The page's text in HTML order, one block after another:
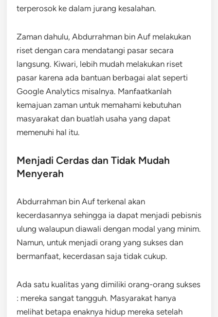
terperosok ke dalam jurang kesalahan.
Zaman dahulu, Abdurrahman bin Auf melakukan
riset dengan cara mendatangi pasar secara
langsung. Kiwari, lebih mudah melakukan riset
pasar karena ada bantuan berbagai alat seperti
Google Analytics misalnya. Manfaatkanlah
kemajuan zaman untuk memahami kebutuhan
masyarakat dan buatlah usaha yang dapat
memenuhi hal itu.
Menjadi Cerdas dan Tidak Mudah
Menyerah
Abdurrahman bin Auf terkenal akan
kecerdasannya sehingga ia dapat menjadi pebisnis
ulung walaupun diawali dengan modal yang minim.
Namun, untuk menjadi orang yang sukses dan
bermanfaat, kecerdasan saja tidak cukup.
Ada satu kualitas yang dimiliki orang-orang sukses
: mereka sangat tangguh. Masyarakat hanya
melihat betapa enaknya hidup mereka setelah